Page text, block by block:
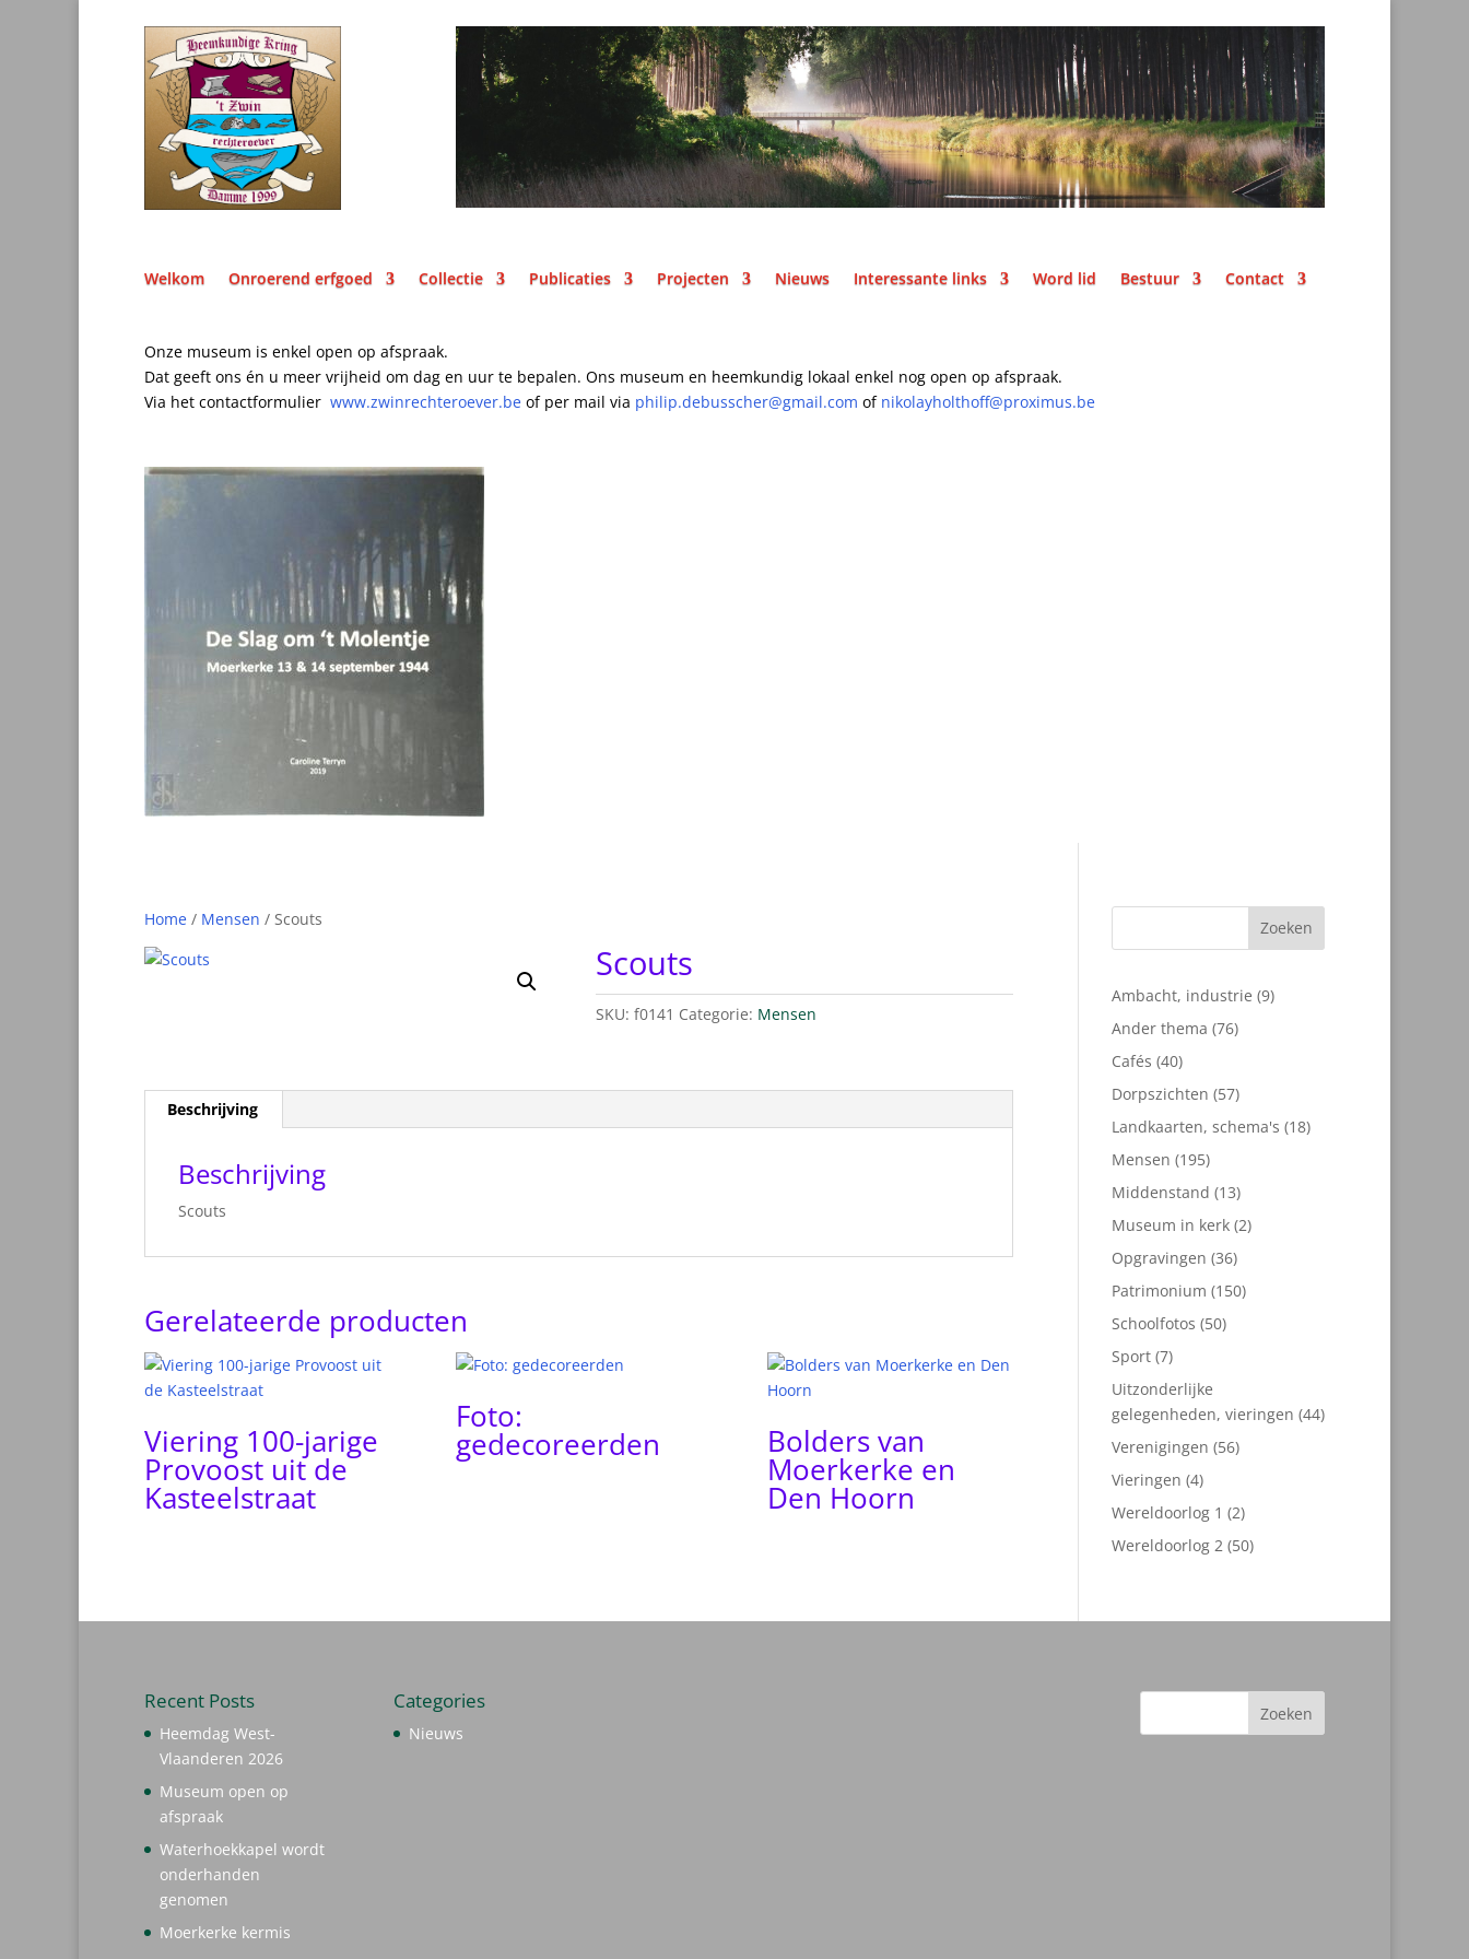
Welkom Onroerend erfgoed Collectie Publicaties Projecten Nieuws Interessante links Word lid Bestuur Contact
Onze museum is enkel open op afspraak.
Dat geeft ons én u meer vrijheid om dag en uur te bepalen. Ons museum en heemkundig lokaal enkel nog open op afspraak.
Via het contactformulier www.zwinrechteroever.be of per mail via philip.debusscher@gmail.com of nikolayholthoff@proximus.be
Home / Mensen / Scouts
Scouts
SKU:f0141 Categorie: Mensen
Beschrijving
Beschrijving
Scouts
Gerelateerde producten
Viering 100-jarige
Provoost uit de
Kasteelstraat
Foto:
gedecoreerden Bolders van
Moerkerke en
Den Hoorn
Zoeken
Ambacht, industrie 99
Ander thema 7676
Cafés 4040
producten
Dorpszichten 5757
producten
Landkaarten, schema's 1818
Mensen 195195
producten
Middenstand 1313
producten
Museum in kerk 22
Opgravingen 3636
producten
Patrimonium 150150
Schoolfotos 5050
Sport 77
producten
Uitzonderlijke
gelegenheden, vieringen 4444
Verenigingen 5656
Vieringen 44
producten
Wereldoorlog 1 22
producten
Wereldoorlog 2 5050
Recent Posts
Heemdag West-
Vlaanderen 2026
Museum open op
afspraak
Waterhoekkapel wordt
onderhanden
genomen
Moerkerke kermis
Categories
Nieuws